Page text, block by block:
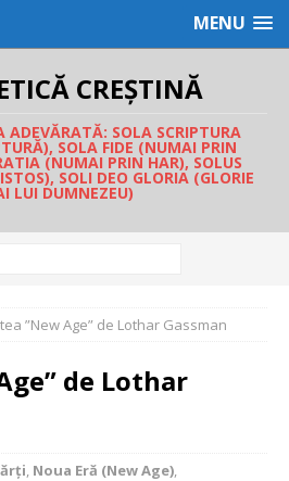
MENU
CREȘTINĂ
ADEVĂRATĂ: SOLA SCRIPTURA
SOLA FIDE (NUMAI PRIN
(NUMAI PRIN HAR), SOLUS
SOLI DEO GLORIA (GLORIE
LUI DUMNEZEU)
”New Age” de Lothar Gassman
de Lothar
, Noua Eră (New Age),